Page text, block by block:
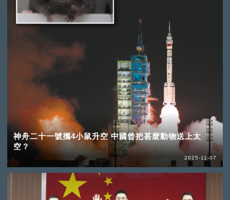
神舟二十一號攜4小鼠升空 中國曾把甚麼動物送上太
空？
2025-11-07